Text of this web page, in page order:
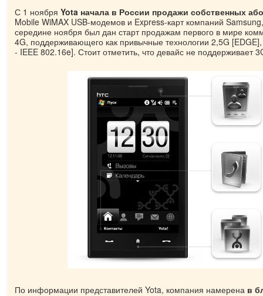
С 1 ноября Yota начала в России продажи собственных
Mobile WiMAX USB-модемов и Express-карт компаний
середине ноября был дан старт продажам первого в мире
4G, поддерживающего как привычные технологии 2,5G
- IEEE 802.16e]. Стоит отметить, что девайс не поддерживает
По информации представителей Yota, компания намерена в